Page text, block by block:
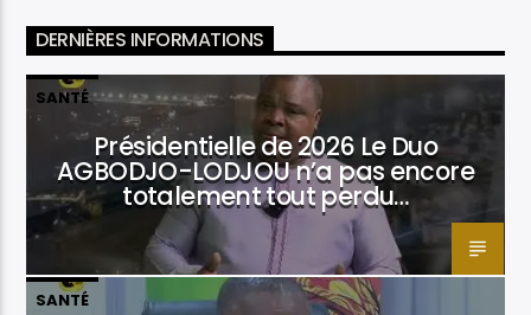
DERNIÈRES INFORMATIONS
SANTÉ
Présidentielle de 2026 Le Duo
AGBODJO-LODJOU n’a pas encore
totalement tout perdu…
SANTÉ